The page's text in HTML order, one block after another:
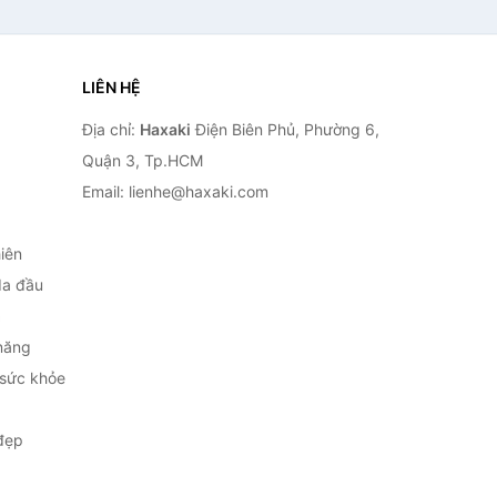
đầu
khỏe
LIÊN HỆ
Địa chỉ: Haxaki Điện Biên Phủ, Phường 6,
Quận 3, Tp.HCM
Email: lienhe@haxaki.com